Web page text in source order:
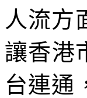
人流方
讓香港
台連通